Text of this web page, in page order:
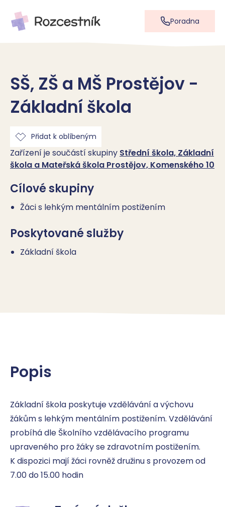
Poradna
SŠ, ZŠ a MŠ Prostějov -
Základní škola
Přidat k oblíbeným
Zařízení je součástí skupiny Střední škola, Základní
škola a Mateřská škola Prostějov, Komenského 10
Cílové skupiny
Žáci s lehkým mentálním postižením
Poskytované služby
Základní škola
Popis
Základní škola poskytuje vzdělávání a výchovu
žákům s lehkým mentálním postižením. Vzdělávání
probíhá dle Školního vzdělávacího programu
upraveného pro žáky se zdravotním postižením.
K dispozici mají žáci rovněž družinu s provozem od
7.00 do 15.00 hodin